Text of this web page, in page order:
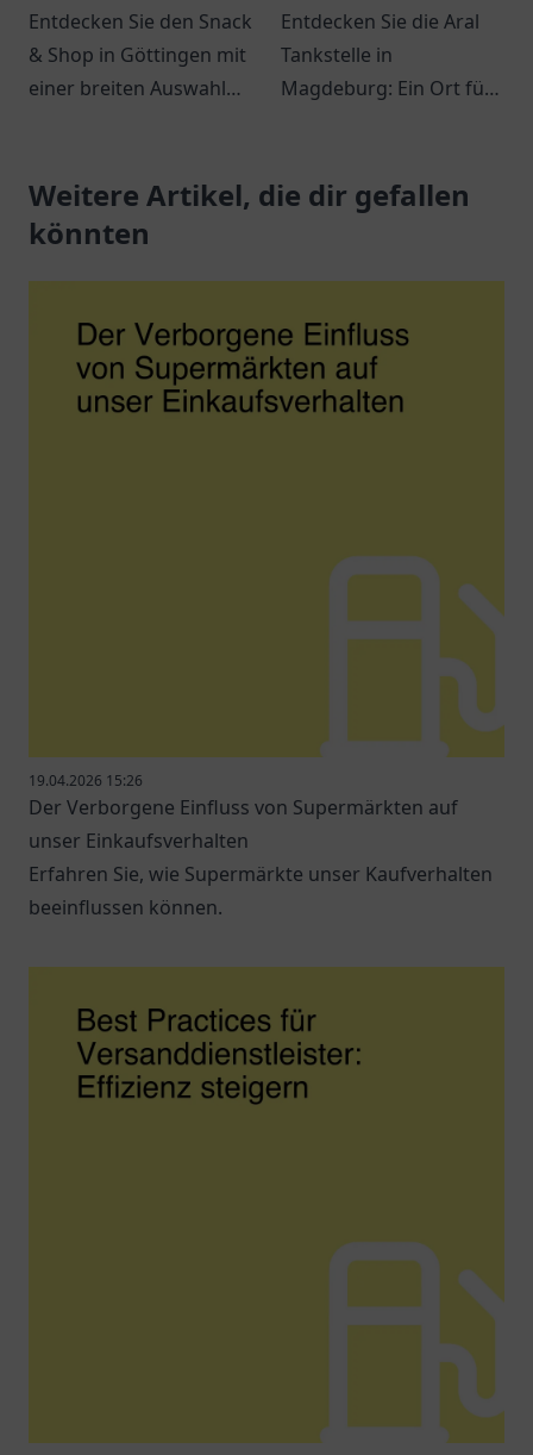
Entdecken Sie den Snack
& Shop in Göttingen mit
einer breiten Auswahl
jeden Hunger.
Entdecken Sie die Aral
Tankstelle in
Magdeburg: Ein Ort für
Service an der
Jerichower Str. 24.
Weitere Artikel, die dir gefallen
könnten
19.04.2026 15:26
Der Verborgene Einfluss von Supermärkten auf
unser Einkaufsverhalten
Erfahren Sie, wie Supermärkte unser Kaufverhalten
beeinflussen können.